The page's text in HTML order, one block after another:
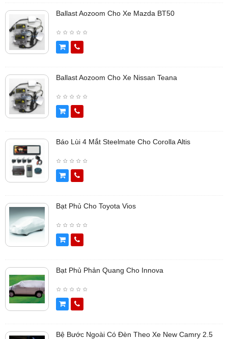
Ballast Aozoom Cho Xe Mazda BT50
Ballast Aozoom Cho Xe Nissan Teana
Báo Lùi 4 Mắt Steelmate Cho Corolla Altis
Bạt Phủ Cho Toyota Vios
Bạt Phủ Phản Quang Cho Innova
Bệ Bước Ngoài Có Đèn Theo Xe New Camry 2.5